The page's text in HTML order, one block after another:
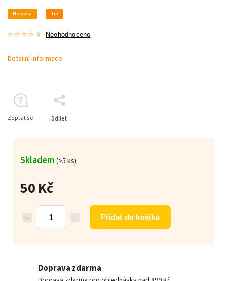
Novinka Tip
Neohodnoceno
50 Kč
Přidat do košíku
Skladem (>5 ks)
Detailní informace
Zeptat se Sdílet
Doprava zdarma